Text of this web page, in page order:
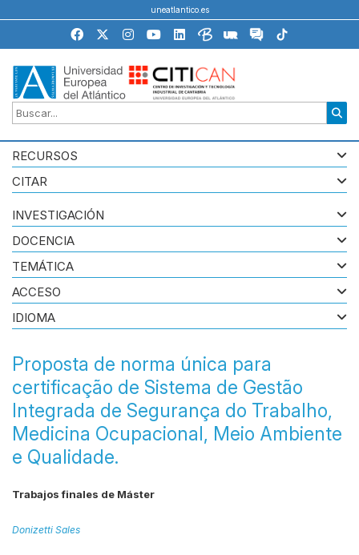
uneatlantico.es
RECURSOS
CITAR
Proposta de norma única para
certificação de Sistema de Gestão
Integrada de Segurança do Trabalho,
Medicina Ocupacional, Meio Ambiente
e Qualidade.
Trabajos finales de Máster
Donizetti Sales
INVESTIGACIÓN
DOCENCIA
TEMÁTICA
ACCESO
IDIOMA